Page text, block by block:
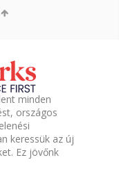
minden
országos
keressük az új
Ez jövőnk